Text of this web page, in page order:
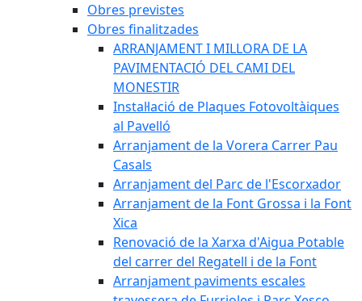
Obres previstes
Obres finalitzades
ARRANJAMENT I MILLORA DE LA
PAVIMENTACIÓ DEL CAMI DEL
MONESTIR
Instal·lació de Plaques Fotovoltàiques
al Pavelló
Arranjament de la Vorera Carrer Pau
Casals
Arranjament del Parc de l'Escorxador
Arranjament de la Font Grossa i la Font
Xica
Renovació de la Xarxa d'Aigua Potable
del carrer del Regatell i de la Font
Arranjament paviments escales